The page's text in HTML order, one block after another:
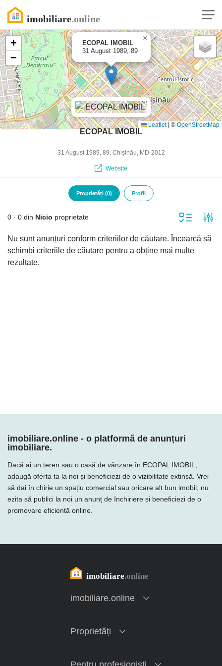
ECOPAL IMOBIL
31 August 1989, 89
×
+
−
Leaflet © OpenStreetMap
ECOPAL IMOBIL
31 August 1989, 89, Chișinău, MD-2012
Website
Proprietăți (0) Profil
0 - 0 din Nicio proprietate
Nu sunt anunțuri conform criteriilor de căutare. Încearcă să
schimbi criteriile de căutare pentru a obține mai multe
rezultate.
imobiliare.online - o platformă de anunțuri
imobiliare.
Dacă ai un teren sau o casă de vânzare în ECOPAL IMOBIL,
adaugă oferta ta la noi și beneficiezi de o vizibilitate extinsă. Vrei
să dai în chirie un spațiu comercial sau oricare alt bun imobil, nu
ezita să publici la noi un anunț de închiriere și beneficiezi de o
promovare eficientă online.
imobiliare.online
Proprietăți